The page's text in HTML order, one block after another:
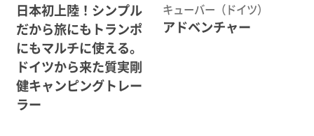
日本初上陸！シンプル
だから旅にもトランポ
にもマルチに使える。
ドイツから来た質実剛
健キャンピングトレー
ラー
キューバー（ドイツ）
アドベンチャー